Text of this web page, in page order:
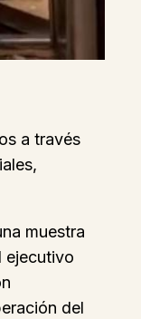
a través
muestra
ejecutivo
del